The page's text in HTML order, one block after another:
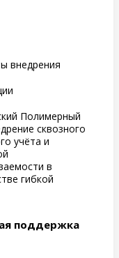
внедрения
Полимерный
сквозного
учёта и
в
гибкой
поддержка